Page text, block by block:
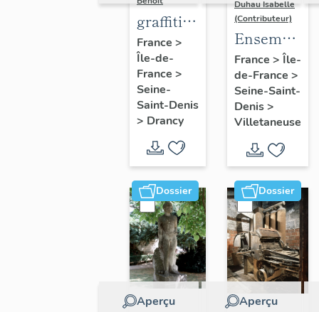
graffiti
sur murs
et
charpentes
des
"caves-
prisons
France >
Île-de-
France >
Seine-
Saint-Denis
> Drancy
Duhau Isabelle
(Contributeur)
Ensemble
de deux
décors
France > Île-
de-France >
Seine-Saint-
Denis>
Villetaneuse
Dossier
Aperçu
Dossier
Aperçu